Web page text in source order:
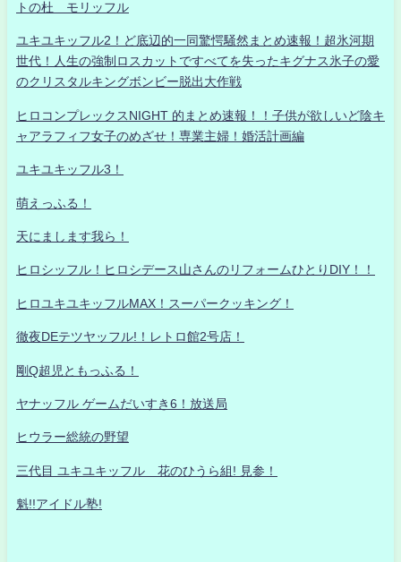
トの杜 モリッフル
ユキユキッフル2！ど底辺的一同驚愕騒然まとめ速報！超氷河期
世代！人生の強制ロスカットですべてを失ったキグナス氷子の愛
のクリスタルキングボンビー脱出大作戦
ヒロコンプレックスNIGHT 的まとめ速報！！子供が欲しいど陰キ
ャアラフィフ女子のめざせ！専業主婦！婚活計画編
ユキユキッフル3！
萌えっふる！
天にまします我ら！
ヒロシッフル！ヒロシデース山さんのリフォームひとりDIY！！
ヒロユキユキッフルMAX！スーパークッキング！
徹夜DEテツヤッフル!！レトロ館2号店！
剛Q超児ともっふる！
ヤナッフル ゲームだいすき6！放送局
ヒウラー総統の野望
三代目 ユキユキッフル 花のひうら組! 見参！
魁!!アイドル塾!